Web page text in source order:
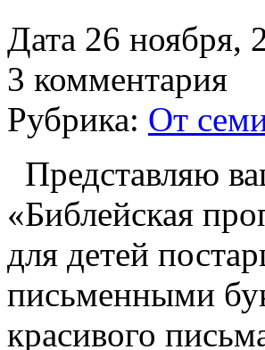
Дата 26 ноября,
3 комментария
Рубрика: От
Представляю
«Библейская
для детей
письменными
красивого